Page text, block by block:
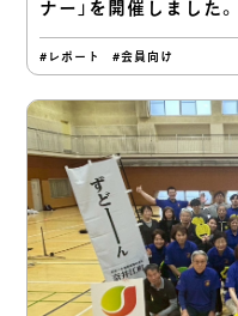
ナー」を開催しました。
#レポート #会員向け